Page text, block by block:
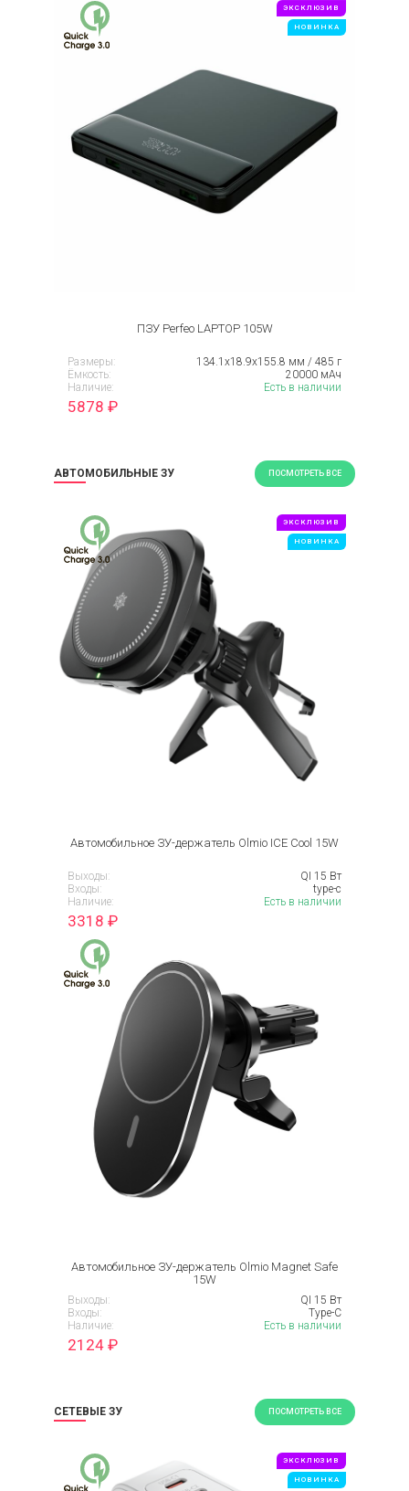
ЭКСКЛЮЗИВ
НОВИНКА
ПЗУ Perfeo LAPTOP 105W
Размеры:
134.1х18.9х155.8 мм / 485 г
Ёмкость:
20000 мАч
Наличие:
Есть в наличии
5878 ₽
АВТОМОБИЛЬНЫЕ ЗУ ПОСМОТРЕТЬ ВСЕ
ЭКСКЛЮЗИВ
НОВИНКА
Автомобильное ЗУ-держатель Olmio ICE Cool 15W
Выходы:
QI 15 Вт
Входы:
type-c
Наличие:
Есть в наличии
3318 ₽
Автомобильное ЗУ-держатель Olmio Magnet Safe
15W
Выходы:
QI 15 Вт
Входы:
Type-C
Наличие:
Есть в наличии
2124 ₽
СЕТЕВЫЕ ЗУ ПОСМОТРЕТЬ ВСЕ
ЭКСКЛЮЗИВ
НОВИНКА